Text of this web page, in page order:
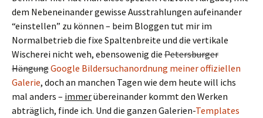
dem Nebeneinander gewisse Ausstrahlungen aufeinander
“einstellen” zu können – beim Bloggen tut mir im
Normalbetrieb die fixe Spaltenbreite und die vertikale
Wischerei nicht weh, ebensowenig die Petersburger
HängungGoogle Bildersuchanordnung meiner offiziellen
Galerie, doch an manchen Tagen wie dem heute will ichs
mal anders – immerübereinander kommt den Werken
abträglich, finde ich. Und die ganzen Galerien-Templates